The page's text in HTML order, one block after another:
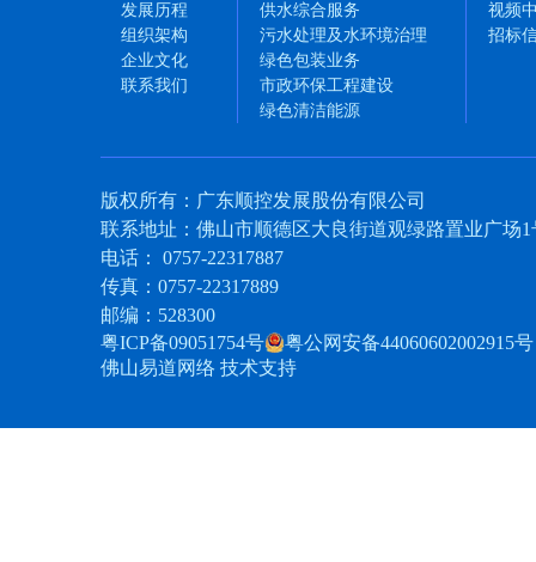
发展历程
组织架构
企业文化
联系我们
供水综合服务
污水处理及水环境治理
绿色包装业务
市政环保工程建设
绿色清洁能源
视频
招标
版权所有：广东顺控发展股份有限公司
联系地址：佛山市顺德区大良街道观绿路置业广场1
电话：
0757-22317887
传真：0757-22317889
邮编：528300
粤ICP备09051754号
粤公网安备44060602002915号
佛山易道网络 技术支持